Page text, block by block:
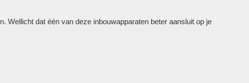
Wellicht dat één van deze inbouwapparaten beter aansluit op je